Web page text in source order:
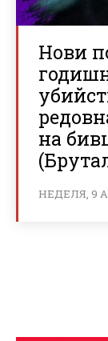
Нови
на
НЕДЕЛЯ, 9